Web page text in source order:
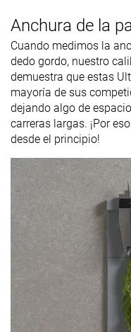
Anchura de la
Cuando medimos la
dedo gordo, nuestro
demuestra que estas
mayoría de sus
dejando algo de
carreras largas. ¡Por
desde el principio!